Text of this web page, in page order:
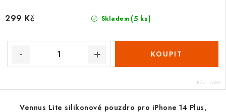
Skladem (5 ks)
299 Kč
Kód: 7530
Vennus Lite silikonové pouzdro pro iPhone 14 Plus,